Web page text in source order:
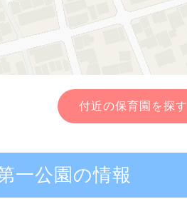
付近の保育園を探す
一公園の情報